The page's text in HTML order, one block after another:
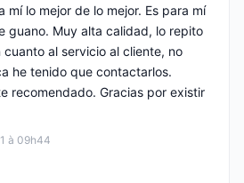
à 09h44
mí lo mejor de lo mejor. Es para mí
guano. Muy alta calidad, lo repito
cuanto al servicio al cliente, no
he tenido que contactarlos.
recomendado. Gracias por existir